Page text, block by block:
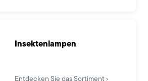
Insektenlampen
Entdecken Sie das Sortiment